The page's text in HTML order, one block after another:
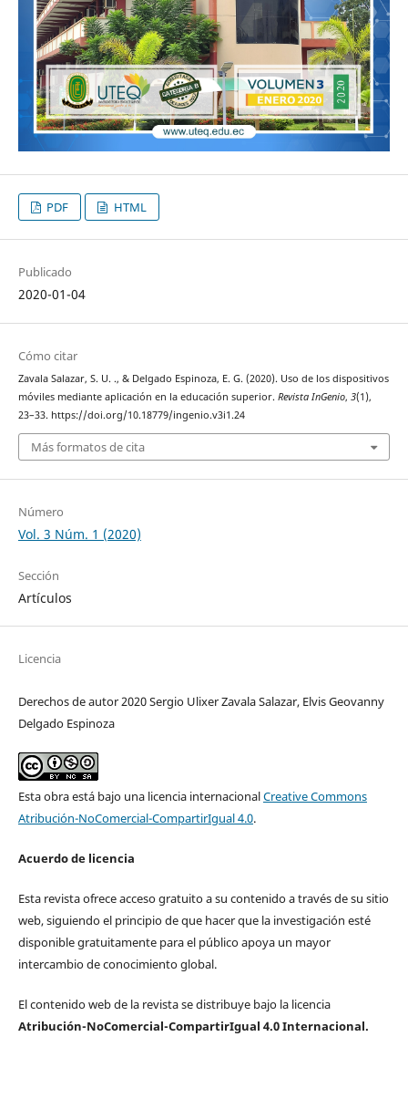
PDF HTML
Publicado
2020-01-04
Cómo citar
Zavala Salazar, S. U. ., & Delgado Espinoza, E. G. (2020). Uso de los dispositivos
móviles mediante aplicación en la educación superior. Revista InGenio, 3(1),
23–33. https://doi.org/10.18779/ingenio.v3i1.24
Más formatos de cita
Número
Vol. 3 Núm. 1 (2020)
Sección
Artículos
Licencia
Derechos de autor 2020 Sergio Ulixer Zavala Salazar, Elvis Geovanny
Delgado Espinoza
Esta obra está bajo una licencia internacionalCreative Commons
Atribución-NoComercial-CompartirIgual 4.0.
Acuerdo de licencia
Esta revista ofrece acceso gratuito a su contenido a través de su sitio
web, siguiendo el principio de que hacer que la investigación esté
disponible gratuitamente para el público apoya un mayor
intercambio de conocimiento global.
El contenido web de la revista se distribuye bajo la licencia
Atribución-NoComercial-CompartirIgual 4.0 Internacional.